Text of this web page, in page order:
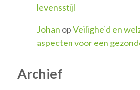
levensstijl
Johan opVeiligheid en
aspecten voor een
Archief